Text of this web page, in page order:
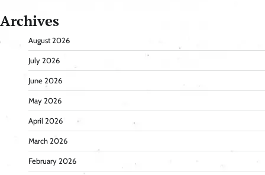
Archives
August 2026
July 2026
June 2026
May 2026
April 2026
March 2026
February 2026